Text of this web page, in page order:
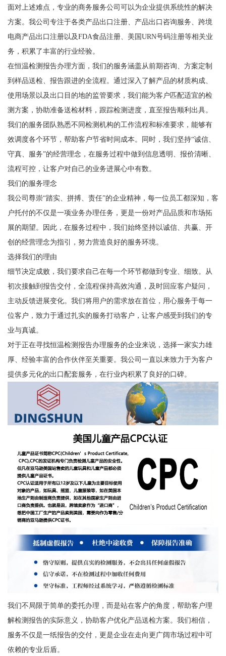
面对上述难点，专业的商务服务公司可以为企业提供系统性的解决
方案。我公司专注于各类产品出口注册、产品出口咨询服务、跨境
电商产品出口注册以及FDA食品注册、美国URN号码注册等相关业
务，积累了丰富的行业经验。
在恒温检测报告办理方面，我们的服务涵盖从前期咨询、方案定制
到样品送检、报告跟进的全流程。通过深入了解产品的材质构成、
使用场景以及出口目的地的监管要求，我们能为客户匹配适宜的检
测方案，协助准备送检材料，跟踪检测进度，直至报告顺利出具。
我们的服务团队熟悉不同检测机构的工作流程和标准要求，能够有
效调度各个环节，帮助客户节省时间成本。同时，我们坚持“诚信、
守真、服务”的经营理念，在服务过程中做到信息透明、报价清晰、
流程可控，让客户对自己的业务进展心中有数。
我们的服务理念
我公司尊崇“踏实、拼搏、责任”的企业精神，每一位员工都深知，客
户托付的不仅是一项业务办理任务，更是一份对产品品质和市场拓
展的期望。因此，在服务过程中，我们始终坚持以诚信、共赢、开
创的经营理念为指引，努力营造良好的服务环境。
选择我们的理由
细节决定成败，我们要求自己在每一个环节都做到专业、细致。从
初次接触到报告交付，全流程保持高效沟通，及时回应客户疑问，
主动反馈进展变化。我们将用户的需求放在首位，用心服务于每一
位客户，致力于通过扎实的服务打动客户，让客户感受到我们的专
业与真诚。
对于正在寻找恒温检测报告办理服务的企业来说，选择一家实力雄
厚、经验丰富的合作伙伴至关重要。我公司一直以来致力于为客户
提供多元化的出口配套服务，在行业内积累了良好的口碑。
我们不局限于简单的委托办理，而是站在客户的角度，帮助客户理
解检测报告的实际意义，协助客户优化产品送检方案。我们相信，
服务不仅是一纸报告的交付，更是企业在走向更广阔市场过程中可
依赖的专业后盾。